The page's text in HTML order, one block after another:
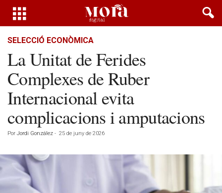
SELECCIÓ ECONÒMICA
La Unitat de Ferides
Complexes de Ruber
Internacional evita
complicacions i amputacions
Por Jordi González - 25 de juny de 2026